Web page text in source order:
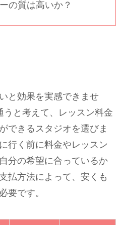
の質は高いか？
と効果を実感できませ
うと考えて、レッスン料金
できるスタジオを選びま
行く前に料金やレッスン
分の希望に合っているか
払方法によって、安くも
要です。